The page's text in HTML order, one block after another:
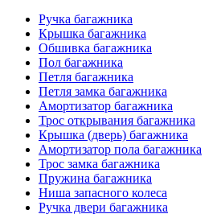
Ручка багажника
Крышка багажника
Обшивка багажника
Пол багажника
Петля багажника
Петля замка багажника
Амортизатор багажника
Трос открывания багажника
Крышка (дверь) багажника
Амортизатор пола багажника
Трос замка багажника
Пружина багажника
Ниша запасного колеса
Ручка двери багажника